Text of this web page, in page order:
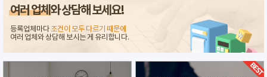
여러 업체와 상담해 보세요!
등록업체마다조건이 모두 다르기 때문에
여러 업체와 상담해 보시는 게 유리합니다.